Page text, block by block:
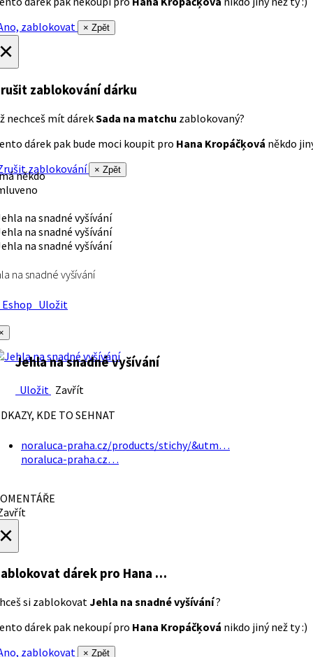
zablokovat
× Zpět
zablokování dárku
nechceš mít dárekSada na matchu zablokovaný?
dárek pak bude moci koupit pro Hana Kropáčķová někdo
zablokování
× Zpět
někdo
na snadné vyšívání
Uložit
Jehla na snadné vyšívání
Uložit Zavřít
KDE TO SEHNAT
noraluca-praha.cz/products/stichy/&utm…
noraluca-praha.cz…
dárek pro Hana …
si zablokovatJehla na snadné vyšívání?
dárek pak nekoupí pro Hana Kropáčķová nikdo jiný než ty :)
zablokovat
× Zpět